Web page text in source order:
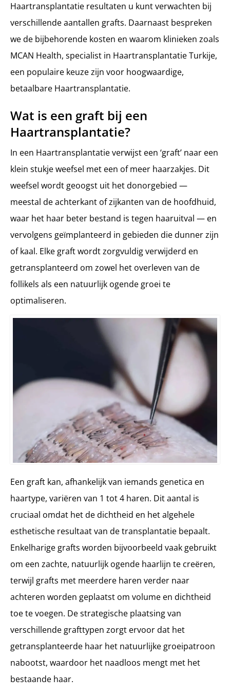
Haartransplantatie in Turkije: onbeperkte grafts bij MCAN Health
Haartransplantatie resultaten u kunt verwachten bij
verschillende aantallen grafts. Daarnaast bespreken
we de bijbehorende kosten en waarom klinieken zoals
MCAN Health, specialist in Haartransplantatie Turkije,
een populaire keuze zijn voor hoogwaardige,
betaalbare Haartransplantatie.
Wat is een graft bij een
Haartransplantatie?
In een Haartransplantatie verwijst een ‘graft’ naar een
klein stukje weefsel met een of meer haarzakjes. Dit
weefsel wordt geoogst uit het donorgebied —
meestal de achterkant of zijkanten van de hoofdhuid,
waar het haar beter bestand is tegen haaruitval — en
vervolgens geïmplanteerd in gebieden die dunner zijn
of kaal. Elke graft wordt zorgvuldig verwijderd en
getransplanteerd om zowel het overleven van de
follikels als een natuurlijk ogende groei te
optimaliseren.
Een graft kan, afhankelijk van iemands genetica en
haartype, variëren van 1 tot 4 haren. Dit aantal is
cruciaal omdat het de dichtheid en het algehele
esthetische resultaat van de transplantatie bepaalt.
Enkelharige grafts worden bijvoorbeeld vaak gebruikt
om een zachte, natuurlijk ogende haarlijn te creëren,
terwijl grafts met meerdere haren verder naar
achteren worden geplaatst om volume en dichtheid
toe te voegen. De strategische plaatsing van
verschillende grafttypen zorgt ervoor dat het
getransplanteerde haar het natuurlijke groeipatroon
nabootst, waardoor het naadloos mengt met het
bestaande haar.